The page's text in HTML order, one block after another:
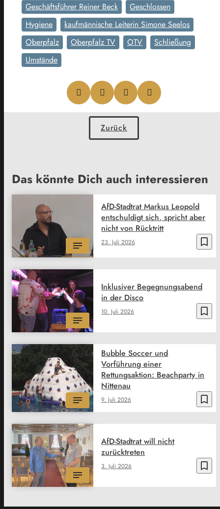
Geschäftsführer Reiner Beck
Geschlossen
Hygiene
kaufmännische Leiterin Simone Seelos
Oberpfalz
Oberpfalz TV OTV
Schließung
Umstände
Zurück
Das könnte Dich auch interessieren
bookmark_border
23. Juli 2026
AfD-Stadtrat Markus Leopold
entschuldigt sich, spricht aber
nicht von Rücktritt
bookmark_border
10. Juli 2026
Inklusiver Begegnungsabend
in der Disco
bookmark_border
9. Juli 2026
Bubble Soccer und
Vorführung einer
Rettungsaktion: Beachparty in
Nittenau
bookmark_border
3. Juli 2026
AfD-Stadtrat will nicht
zurücktreten